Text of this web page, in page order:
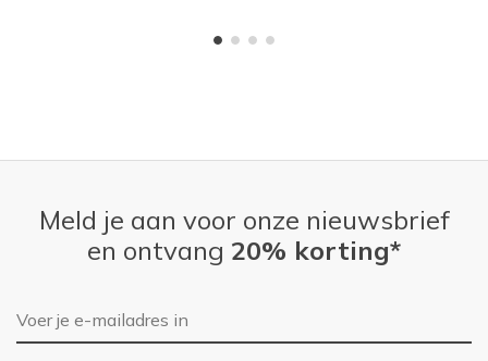
Meld je aan voor onze nieuwsbrief
en ontvang 20% korting*
E-mailadres